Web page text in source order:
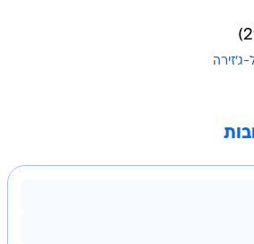
ג'זירה